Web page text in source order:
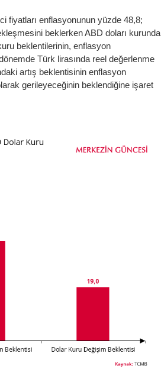
fiyatları enflasyonunun yüzde 48,8;
beklerken ABD doları kurunda
beklentilerinin, enflasyon
Türk lirasında reel değerlenme
artış beklentisinin enflasyon
gerileyeceğinin beklendiğine işaret